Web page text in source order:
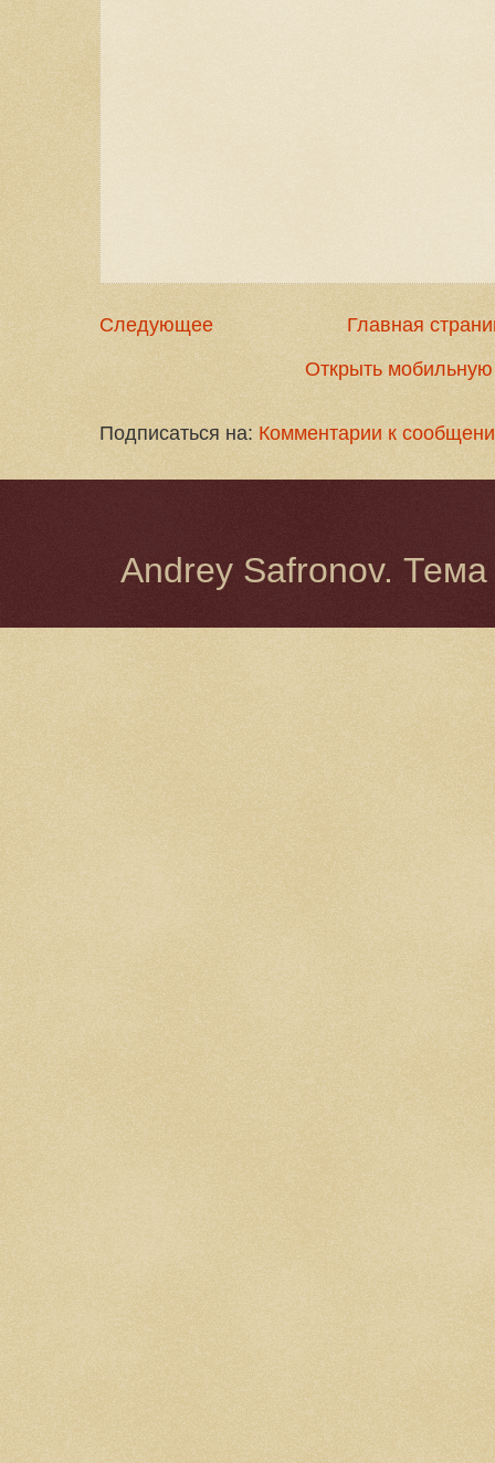
Следующее
Главная
Открыть
Подписаться на: Комментарии к
Andrey Safronov.